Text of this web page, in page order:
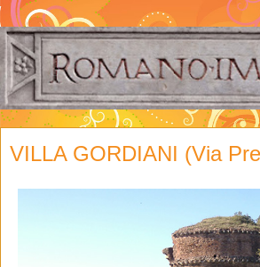
VILLA GORDIANI (Via